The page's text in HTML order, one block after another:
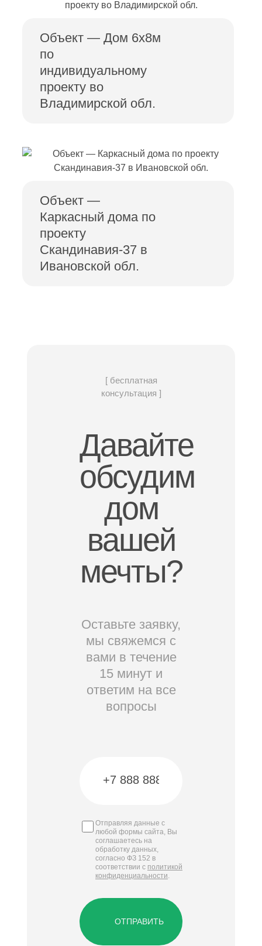
Объект — Дом 6х8м
по
индивидуальному
проекту во
Владимирской обл.
Объект —
Каркасный дома по
проекту
Скандинавия-37 в
Ивановской обл.
[ бесплатная
консультация ]
Давайте
обсудим
дом
вашей
мечты?
Оставьте заявку,
мы свяжемся с
вами в течение
15 минут и
ответим на все
вопросы
Отправляя данные с
любой формы сайта, Вы
соглашаетесь на
обработку данных,
согласно ФЗ 152 в
соответствии с политикой
конфиденциальности.
ОТПРАВИТЬ